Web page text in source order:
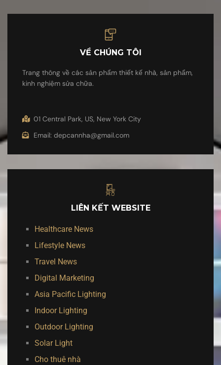
VỀ CHÚNG TÔI
Trang thông về các sản phẩm thiết kế nhà, sản phẩm,
kinh nghiệm sửa chữa.
01 Central Park, US, New York City
Email: depcannha@gmail.com
LIÊN KẾT WEBSITE
Healthcare News
Lifestyle News
Travel News
Digital Marketing
Asia Pacific Lighting
Indoor Lighting
Outdoor Lighting
Solar Light
Cho thuê nhà